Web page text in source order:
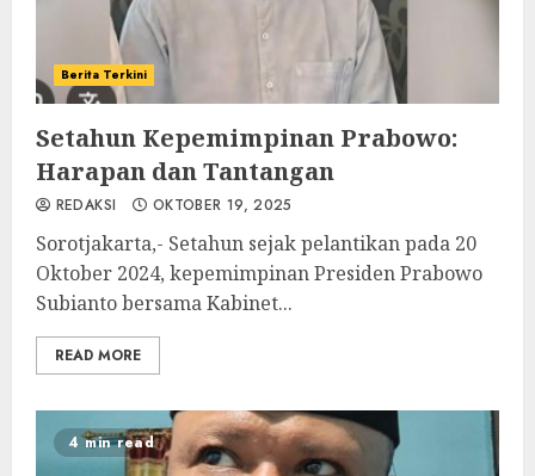
Berita Terkini
Setahun Kepemimpinan Prabowo:
Harapan dan Tantangan
REDAKSI OKTOBER 19, 2025
Sorotjakarta,- Setahun sejak pelantikan pada 20
Oktober 2024, kepemimpinan Presiden Prabowo
Subianto bersama Kabinet...
READ MORE
4 min read